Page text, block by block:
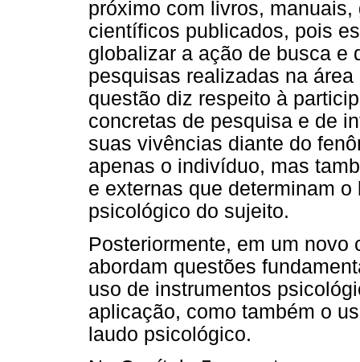
próximo com livros,
científicos publicados, pois
globalizar a ação de busca e
pesquisas realizadas na
questão diz respeito à
concretas de pesquisa e de
suas vivências diante do
apenas o indivíduo, mas
e externas que determinam
psicológico do sujeito.
Posteriormente, em um
abordam questões
uso de instrumentos
aplicação, como também o
laudo psicológico.